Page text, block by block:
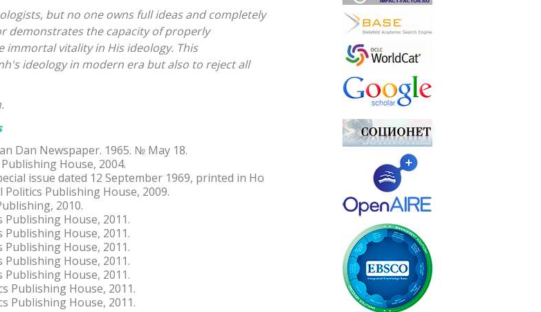
but no one owns full ideas and completely
demonstrates the capacity of properly
immortal vitality in His ideology. This
ideology in modern era but also to reject all
Dan Newspaper. 1965. № May 18.
House, 2004.
issue dated 12 September 1969, printed in Ho
Publishing House, 2009.
2010.
Publishing House, 2011.
Publishing House, 2011.
Publishing House, 2011.
Publishing House, 2011.
Publishing House, 2011.
Publishing House, 2011.
Publishing House, 2011.